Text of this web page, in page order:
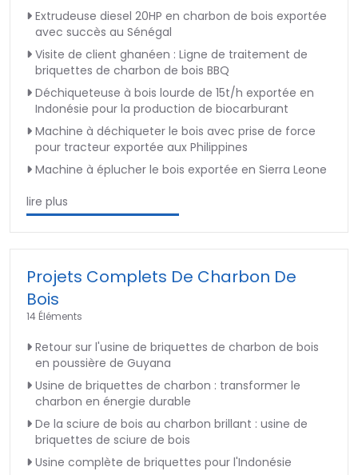
Extrudeuse diesel 20HP en charbon de bois exportée
avec succès au Sénégal
Visite de client ghanéen : Ligne de traitement de
briquettes de charbon de bois BBQ
Déchiqueteuse à bois lourde de 15t/h exportée en
Indonésie pour la production de biocarburant
Machine à déchiqueter le bois avec prise de force
pour tracteur exportée aux Philippines
Machine à éplucher le bois exportée en Sierra Leone
lire plus
Projets Complets De Charbon De
Bois
14 Éléments
Retour sur l'usine de briquettes de charbon de bois
en poussière de Guyana
Usine de briquettes de charbon : transformer le
charbon en énergie durable
De la sciure de bois au charbon brillant : usine de
briquettes de sciure de bois
Usine complète de briquettes pour l'Indonésie